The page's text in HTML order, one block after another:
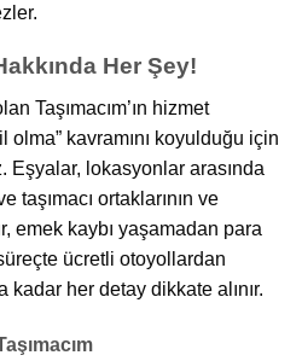
Her Şey!
Taşımacım’ın hizmet
olma” kavramını koyulduğu için
Eşyalar, lokasyonlar arasında
taşımacı ortaklarının ve
emek kaybı yaşamadan para
ücretli otoyollardan
kadar her detay dikkate alınır.